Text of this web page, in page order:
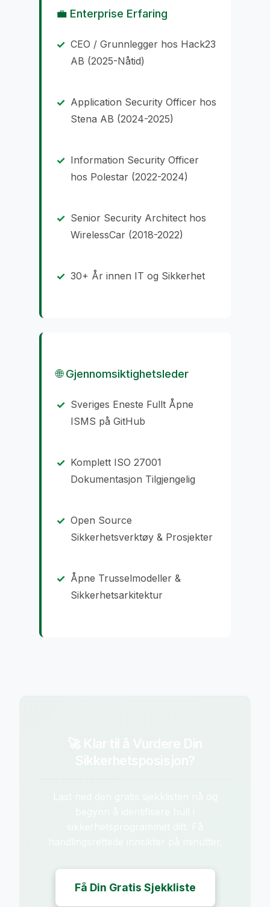
💼 Enterprise Erfaring
CEO / Grunnlegger hos Hack23
AB (2025-Nåtid)
Application Security Officer hos
Stena AB (2024-2025)
Information Security Officer
hos Polestar (2022-2024)
Senior Security Architect hos
WirelessCar (2018-2022)
30+ År innen IT og Sikkerhet
🌐 Gjennomsiktighetsleder
Sveriges Eneste Fullt Åpne
ISMS på GitHub
Komplett ISO 27001
Dokumentasjon Tilgjengelig
Open Source
Sikkerhetsverktøy & Prosjekter
Åpne Trusselmodeller &
Sikkerhetsarkitektur
Få Din Gratis Sjekkliste